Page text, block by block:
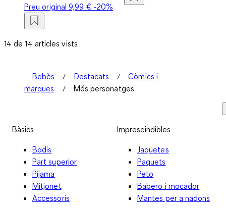
Preu original9,99 €-20%
14 de 14 articles vists
Bebès Destacats
Còmics i
marques
Més personatges
Bàsics
Bodis
Part superior
Pijama
Mitjonet
Accessoris
Imprescindibles
Jaquetes
Paquets
Peto
Babero i mocador
Mantes per a nadons